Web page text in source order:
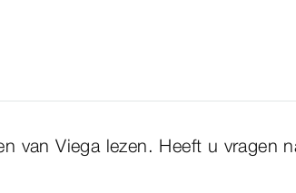
van Viega lezen. Heeft u vragen